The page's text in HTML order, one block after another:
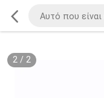
2/ 2